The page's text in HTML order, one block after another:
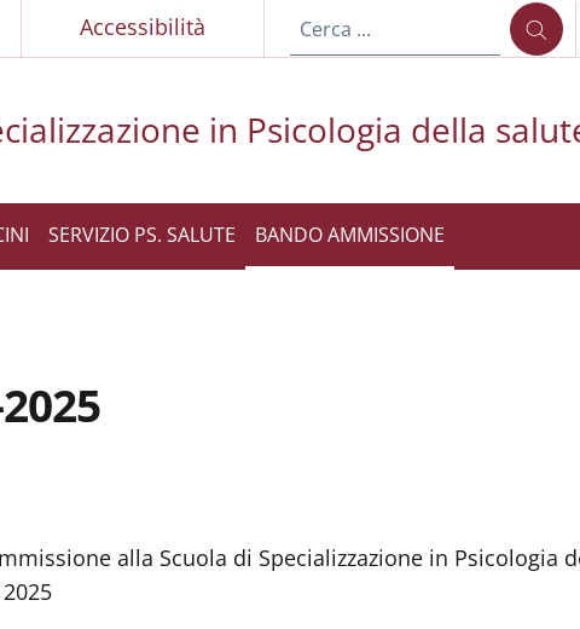
Accessibilità
in Psicologia della
SERVIZIO PS. SALUTE BANDO AMMISSIONE
alla Scuola di Specializzazione in Psicologia